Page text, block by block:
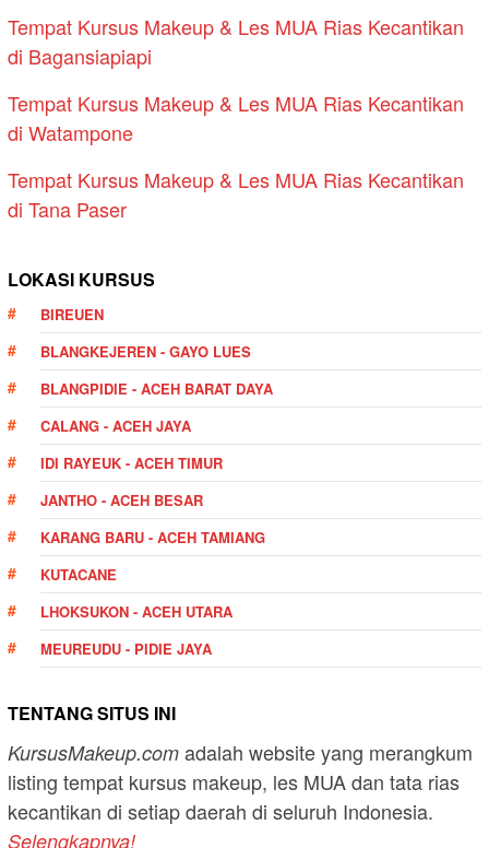
Tempat Kursus Makeup & Les MUA Rias Kecantikan
di Bagansiapiapi
Tempat Kursus Makeup & Les MUA Rias Kecantikan
di Watampone
Tempat Kursus Makeup & Les MUA Rias Kecantikan
di Tana Paser
LOKASI KURSUS
BIREUEN
BLANGKEJEREN - GAYO LUES
BLANGPIDIE - ACEH BARAT DAYA
CALANG - ACEH JAYA
IDI RAYEUK - ACEH TIMUR
JANTHO - ACEH BESAR
KARANG BARU - ACEH TAMIANG
KUTACANE
LHOKSUKON - ACEH UTARA
MEUREUDU - PIDIE JAYA
TENTANG SITUS INI
KursusMakeup.com adalah website yang merangkum
listing tempat kursus makeup, les MUA dan tata rias
kecantikan di setiap daerah di seluruh Indonesia.
Selengkapnya!